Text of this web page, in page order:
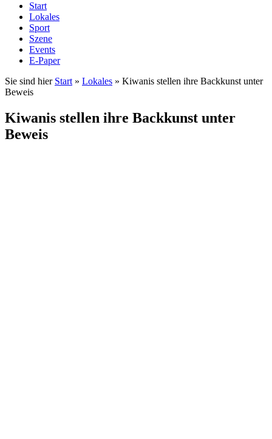
Start
Lokales
Sport
Szene
Events
E-Paper
Sie sind hier Start » Lokales » Kiwanis stellen ihre Backkunst unter
Beweis
Kiwanis stellen ihre Backkunst unter
Beweis